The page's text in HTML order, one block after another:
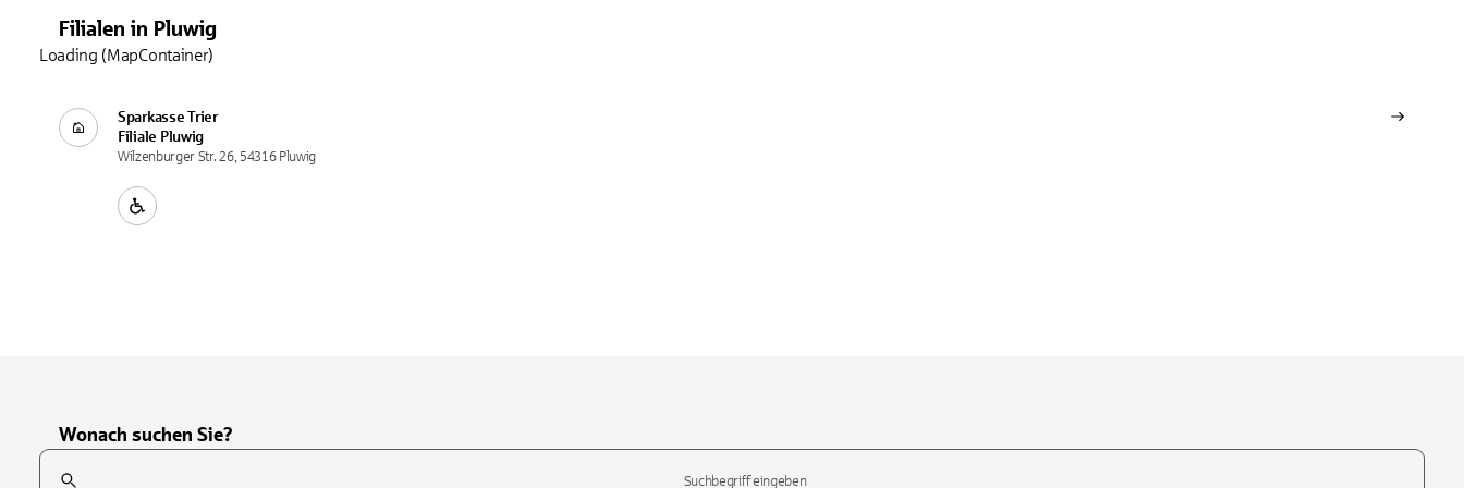
Filialen in Pluwig
Sparkasse Trier
Filiale Pluwig
Wilzenburger Str. 26, 54316 Pluwig
Loading (MapContainer)
Wonach suchen Sie?
Suchfeld